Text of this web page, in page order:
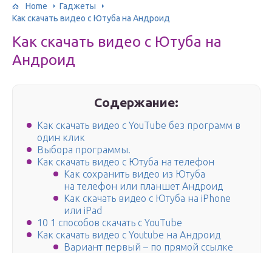
Home
Гаджеты
Как скачать видео с Ютуба на Андроид
Как скачать видео с Ютуба на
Андроид
Содержание:
Как скачать видео с YouTube без программ в
один клик
Выбора программы.
Как скачать видео с Ютуба на телефон
Как сохранить видео из Ютуба
на телефон или планшет Андроид
Как скачать видео с Ютуба на iPhone
или iPad
10 1 способов скачать с YouTube
Как скачать видео с Youtube на Андроид
Вариант первый – по прямой ссылке